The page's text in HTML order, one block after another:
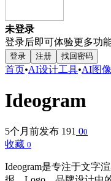
未登录
登录后即可体验更多功
登录 注册 找回密码
首页•AI设计工具•AI图
Ideogram
5个月前发布 191 00
收藏 0
Ideogram是专注于文字